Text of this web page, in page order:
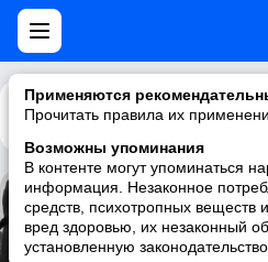
Применяются
Прочитать правила их
Возможны упоминания
В контенте могут упоминаться
информация. Незаконное
средств, психотропных веществ
вред здоровью, их незаконный
установленную
Каталог Рекомендации
Daryl Hall &
80s, pop, soft